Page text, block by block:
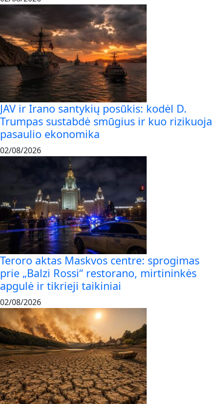
JAV ir Irano santykių posūkis: kodėl D.
Trumpas sustabdė smūgius ir kuo rizikuoja
pasaulio ekonomika
02/08/2026
Teroro aktas Maskvos centre: sprogimas
prie „Balzi Rossi“ restorano, mirtininkės
apgulė ir tikrieji taikiniai
02/08/2026